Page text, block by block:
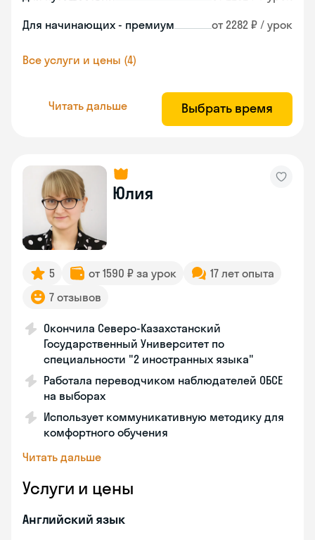
Для начинающих - премиум от 2282 ₽ / урок
Все услуги и цены (4)
Читать дальше Выбрать время
Юлия
5 от 1590 ₽ за урок
17 лет опыта
7 отзывов
Окончила Северо-Казахстанский
Государственный Университет по
специальности "2 иностранных языка"
Работала переводчиком наблюдателей ОБСЕ
на выборах
Использует коммуникативную методику для
комфортного обучения
Читать дальше
Услуги и цены
Английский язык